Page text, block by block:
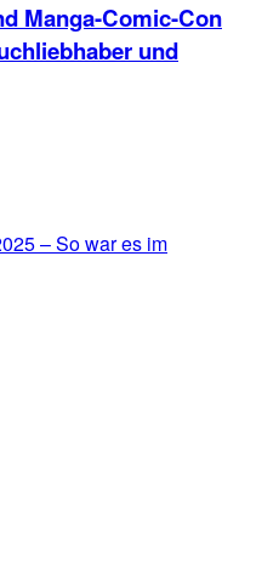
Manga-Comic-Con
und